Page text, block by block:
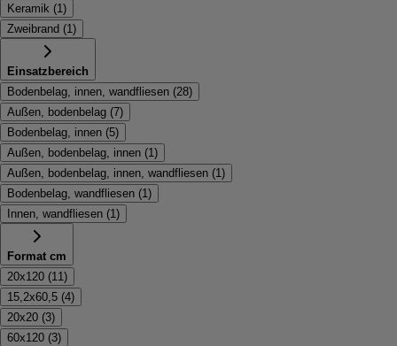
Keramik (1 )
Zweibrand (1 )
Einsatzbereich
Bodenbelag, innen, wandfliesen (28)
Außen, bodenbelag (7)
Bodenbelag, innen (5)
Außen, bodenbelag, innen (1 )
Außen, bodenbelag, innen, wandfliesen (1 )
Bodenbelag, wandfliesen (1 )
Innen, wandfliesen (1 )
Format cm
20x120 (11 )
15,2x60,5 (4)
20x20 (3)
60x120 (3)